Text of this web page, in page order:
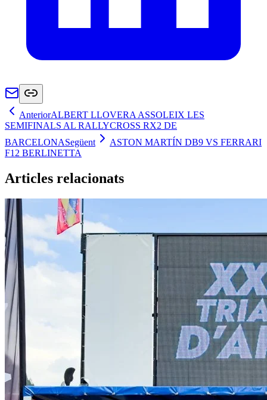
AnteriorALBERT LLOVERA ASSOLEIX LES
SEMIFINALS AL RALLYCROSS RX2 DE
BARCELONASegüent
ASTON MARTÍN DB9 VS FERRARI
F12 BERLINETTA
Articles relacionats